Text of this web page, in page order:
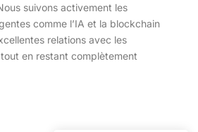
suivons activement les
comme l’IA et la blockchain
relations avec les
en restant complètement